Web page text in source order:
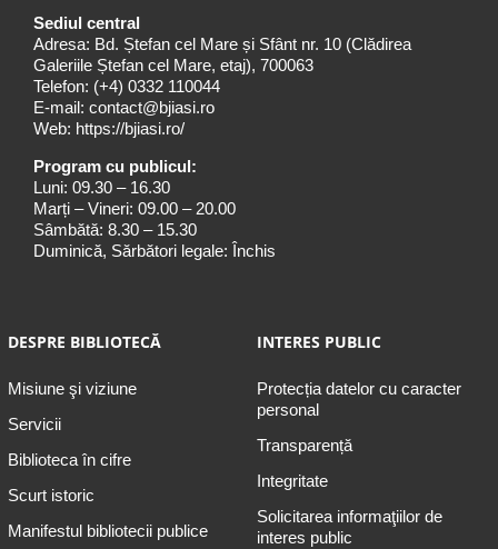
Sediul central
Adresa: Bd. Ștefan cel Mare și Sfânt nr. 10 (Clădirea
Galeriile Ștefan cel Mare, etaj), 700063
Telefon: (+4) 0332 110044
E-mail: contact@bjiasi.ro
Web: https://bjiasi.ro/
Program cu publicul:
Luni: 09.30 – 16.30
Marți – Vineri: 09.00 – 20.00
Sâmbătă: 8.30 – 15.30
Duminică, Sărbători legale: Închis
DESPRE BIBLIOTECĂ
Misiune şi viziune
Servicii
Biblioteca în cifre
Scurt istoric
Manifestul bibliotecii publice
INTERES PUBLIC
Protecția datelor cu caracter
personal
Transparență
Integritate
Solicitarea informaţiilor de
interes public